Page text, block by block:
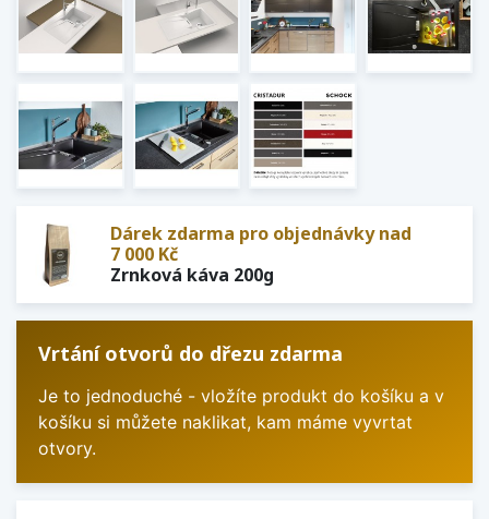
Dárek zdarma pro objednávky nad
7 000 Kč
Zrnková káva 200g
Vrtání otvorů do dřezu zdarma
Je to jednoduché - vložíte produkt do košíku a v
košíku si můžete naklikat, kam máme vyvrtat
otvory.